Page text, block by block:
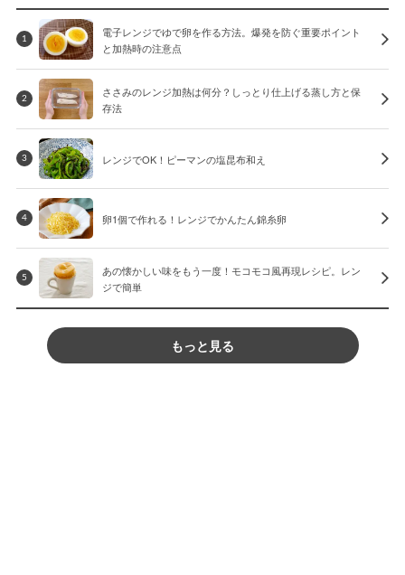
1
電子レンジでゆで卵を作る方法。爆発を防ぐ重要ポイント
と加熱時の注意点
2
ささみのレンジ加熱は何分？しっとり仕上げる蒸し方と保
存法
3 レンジでOK！ピーマンの塩昆布和え
4 卵1個で作れる！レンジでかんたん錦糸卵
5
あの懐かしい味をもう一度！モコモコ風再現レシピ。レン
ジで簡単
もっと見る